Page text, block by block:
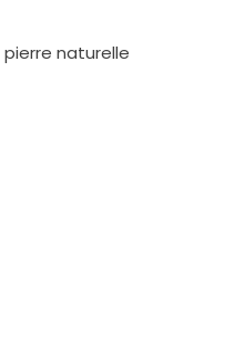
pierre naturelle